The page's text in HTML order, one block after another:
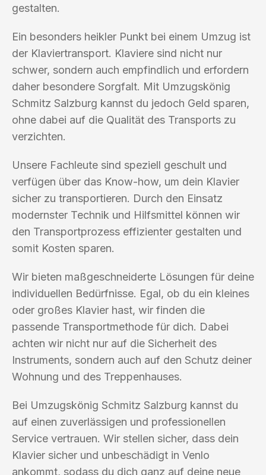
gestalten.
Ein besonders heikler Punkt bei einem Umzug ist
der Klaviertransport. Klaviere sind nicht nur
schwer, sondern auch empfindlich und erfordern
daher besondere Sorgfalt. Mit Umzugskönig
Schmitz Salzburg kannst du jedoch Geld sparen,
ohne dabei auf die Qualität des Transports zu
verzichten.
Unsere Fachleute sind speziell geschult und
verfügen über das Know-how, um dein Klavier
sicher zu transportieren. Durch den Einsatz
modernster Technik und Hilfsmittel können wir
den Transportprozess effizienter gestalten und
somit Kosten sparen.
Wir bieten maßgeschneiderte Lösungen für deine
individuellen Bedürfnisse. Egal, ob du ein kleines
oder großes Klavier hast, wir finden die
passende Transportmethode für dich. Dabei
achten wir nicht nur auf die Sicherheit des
Instruments, sondern auch auf den Schutz deiner
Wohnung und des Treppenhauses.
Bei Umzugskönig Schmitz Salzburg kannst du
auf einen zuverlässigen und professionellen
Service vertrauen. Wir stellen sicher, dass dein
Klavier sicher und unbeschädigt in Venlo
ankommt, sodass du dich ganz auf deine neue